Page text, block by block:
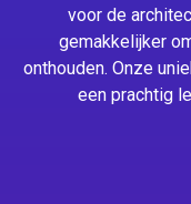
voor de
gemakkelijker
onthouden. Onze
een prachtig